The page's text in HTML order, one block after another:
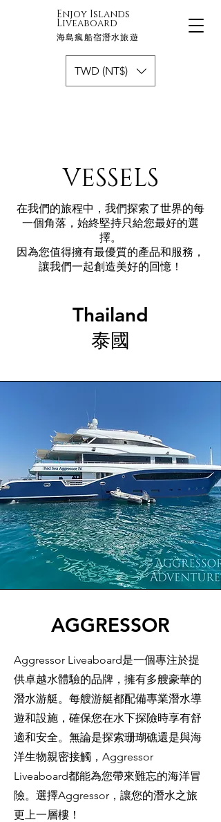
Enjoy Islands
Liveaboard
海島瘋船宿潛水旅遊
TWD (NT$)
VESSELS
在我們的旅程中，我們探索了世界的每
一個角落，始終堅持只給您最好的選
擇。
因為您值得擁有最優質的產品和服務，
讓我們一起創造美好的回憶！
Thailand
泰國
AGGRESSOR
Aggressor Liveaboard是一個專注於提
供卓越水體驗的品牌，擁有多艘豪華的
潛水游艇。每艘游艇都配備專業潛水導
遊和設施，確保您在水下探險時享有舒
適和安全。無論是探索珊瑚礁還是與海
洋生物親密接觸，Aggressor
Liveaboard都能為您帶來難忘的海洋冒
險。選擇Aggressor，讓您的潛水之旅
更上一層樓！